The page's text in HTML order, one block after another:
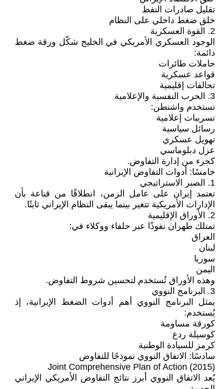
تقليل صادرات النفط
خلق ضغط داخلي على النظام
2. القوة العسكرية
الوجود العسكري الأمريكي في الخليج شكّل ورقة ضغط
دائمة:
حاملات طائرات
قواعد عسكرية
تحالفات إقليمية
3. الحرب النفسية والإعلامية
تستخدم واشنطن:
تسريبات إعلامية
رسائل سياسية
تهويل عسكري
عزل دبلوماسي
كجزء من إدارة التفاوض.
خامسًا: أدوات التفاوض الإيرانية
1. الصبر الاستراتيجي
تعتمد إيران على عامل الزمن، انطلاقًا من قناعة بأن
الإدارات الأمريكية تتغير بينما يبقى النظام الإيراني ثابتًا.
2. الأوراق الإقليمية
تمتلك طهران نفوذًا عبر حلفاء ووكلاء في:
العراق
لبنان
سوريا
اليمن
وهذه الأوراق تُستخدم لتحسين شروط التفاوض.
3. البرنامج النووي
يمثل البرنامج النووي أهم أدوات الضغط الإيرانية، إذ
يُستخدم:
كورقة مساومة
كوسيلة ردع
كرمز للسيادة الوطنية
سادسًا: الاتفاق النووي نموذجًا للتفاوض
Joint Comprehensive Plan of Action (2015)
يُعد الاتفاق النووي أبرز نتائج التفاوض الأمريكي الإيراني